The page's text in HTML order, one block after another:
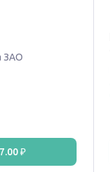
ЗАО
₽